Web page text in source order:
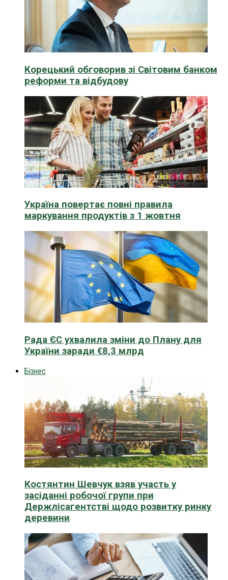
Корецький обговорив зі Світовим банком
реформи та відбудову
Україна повертає повні правила
маркування продуктів з 1 жовтня
Рада ЄС ухвалила зміни до Плану для
України заради €8,3 млрд
Бізнес
Костянтин Шевчук взяв участь у
засіданні робочої групи при
Держлісагентстві щодо розвитку ринку
деревини